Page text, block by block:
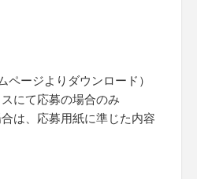
ページよりダウンロード）
にて応募の場合のみ
は、応募用紙に準じた内容